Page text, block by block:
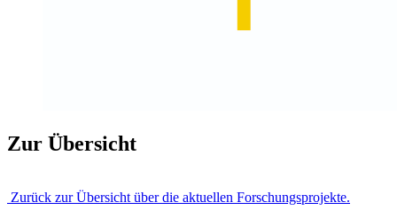
Zur Übersicht
Zurück zur Übersicht über die aktuellen Forschungsprojekte.